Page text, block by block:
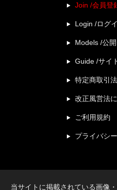
Join /会員登
Login /ログ
Models /公
Guide /サイ
特定商取引
改正風営法
ご利用規約
プライバシ
当サイトに掲載されている画像